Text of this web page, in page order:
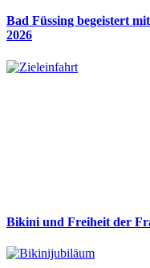
Bad Füssing begeistert
2026
Bikini und Freiheit der